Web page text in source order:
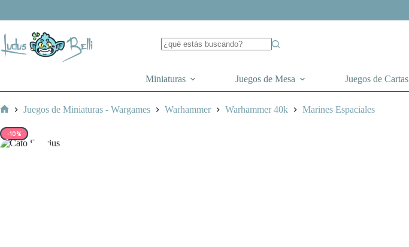
Miniaturas Juegos de Mesa Juegos de Cartas
Juegos de Miniaturas - Wargames Warhammer Warhammer 40k Marines Espaciales
-10%